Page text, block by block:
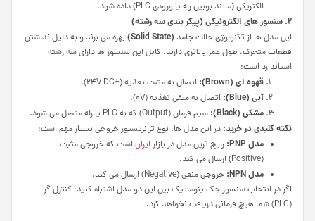
الکتریکی (مانند بوبین رله یا ورودی PLC) داده شود.
۲. سنسور های الکترونیکی (پیکر بندی سه رشته)
این مدل ها از تکنولوژی حالت جامد (
Solid State
) بهره می برند و به دلیل نداشتن
قطعات متحرک، طول عمر بالاتری دارند. کابل این سنسور ها دارای سه رشته
استاندارد است:
قهوه ای (Brown
): اتصال به مثبت تغذیه (+24V DC).
آبی (Blue
): اتصال به منفی تغذیه (0V).
مشکی (Black
): سیم فرمان (Output) که به PLC یا رله متصل می شود.
نکته کلیدی در خرید: در این مدل ها، نوع ترانزیستور خروجی بسیار مهم است:
مدل PNP
: رایج ترین مدل در بازارایراناست که خروجی مثبت
(Positive) ارسال می کند.
مدلNPN
: خروجی منفی (Negative) ارسال می کند.
اگر در انتخاب سنسور جک پنوماتیک بین این دو مدل اشتباه کنید، کنترل گر
(PLC) شما هیچ فرمانی دریافت نخواهد کرد.